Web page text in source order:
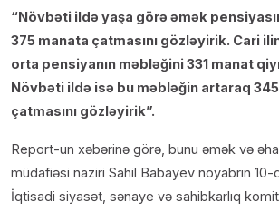
“Növbəti ildə yaşa görə əmək
375 manata çatmasını gözləyirik. Cari
orta pensiyanın məbləğini 331 manat
Növbəti ildə isə bu məbləğin artaraq
çatmasını gözləyirik”.
Report-un xəbərinə görə, bunu əmək və
müdafiəsi naziri Sahil Babayev noyabrın 10-
İqtisadi siyasət, sənaye və sahibkarlıq